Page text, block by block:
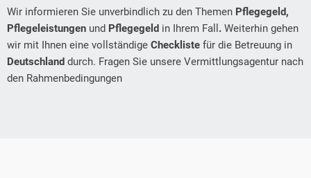
Wir informieren Sie unverbindlich zu den Themen Pflegegeld,
Pflegeleistungen und Pflegegeld in Ihrem Fall . Weiterhin gehen
wir mit Ihnen eine vollständige Checkliste für die Betreuung in
Deutschland durch. Fragen Sie unsere Vermittlungsagentur nach
den Rahmenbedingungen